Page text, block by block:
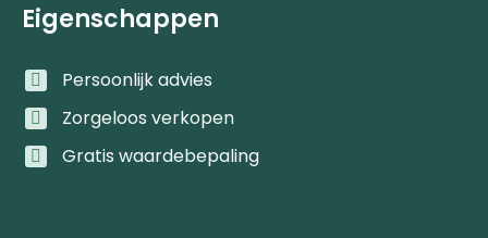
Eigenschappen
Persoonlijk advies
Zorgeloos verkopen
Gratis waardebepaling